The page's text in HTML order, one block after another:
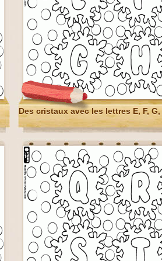
Des cristaux avec les lettres E, F,